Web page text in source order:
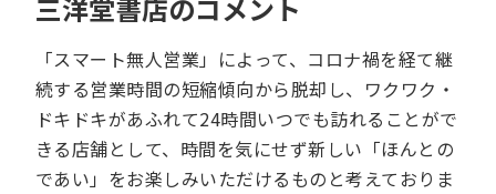
三洋堂書店のコメント
「スマート無人営業」によって、コロナ禍を経て継
続する営業時間の短縮傾向から脱却し、ワクワク・
ドキドキがあふれて24時間いつでも訪れることがで
きる店舗として、時間を気にせず新しい「ほんとの
であい」をお楽しみいただけるものと考えておりま